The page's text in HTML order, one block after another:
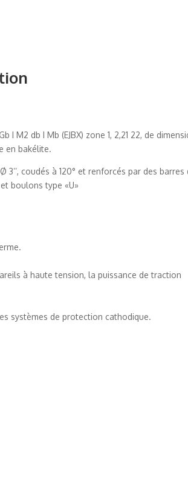
I M2 db I Mb (EJBX) zone 1, 2,21 22, de
en bakélite.
coudés à 120° et renforcés par des barres
boulons type «U»
à haute tension, la puissance de traction
systèmes de protection cathodique.